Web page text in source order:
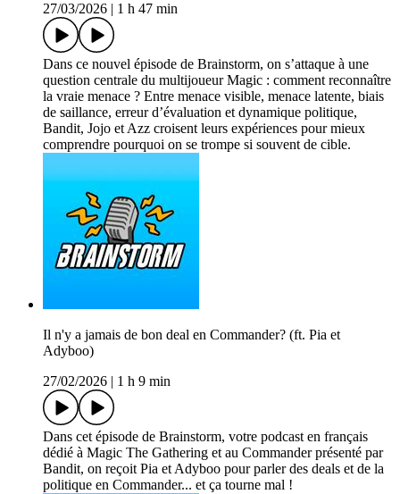
27/03/2026
1 h 47 min
Dans ce nouvel épisode de Brainstorm, on s’attaque à une
question centrale du multijoueur Magic : comment reconnaître
la vraie menace ? Entre menace visible, menace latente, biais
de saillance, erreur d’évaluation et dynamique politique,
Bandit, Jojo et Azz croisent leurs expériences pour mieux
comprendre pourquoi on se trompe si souvent de cible.
Il n'y a jamais de bon deal en Commander? (ft. Pia et
Adyboo)
27/02/2026
1 h 9 min
Dans cet épisode de Brainstorm, votre podcast en français
dédié à Magic The Gathering et au Commander présenté par
Bandit, on reçoit Pia et Adyboo pour parler des deals et de la
politique en Commander... et ça tourne mal !